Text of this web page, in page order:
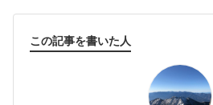
この記事を書いた人